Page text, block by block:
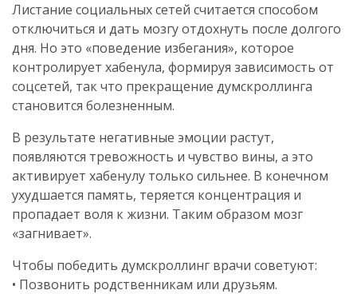
Листание социальных сетей считается способом
отключиться и дать мозгу отдохнуть после долгого
дня. Но это «поведение избегания», которое
контролирует хабенула, формируя зависимость от
соцсетей, так что прекращение думскроллинга
становится болезненным.
В результате негативные эмоции растут,
появляются тревожность и чувство вины, а это
активирует хабенулу только сильнее. В конечном
ухудшается память, теряется концентрация и
пропадает воля к жизни. Таким образом мозг
«загнивает».
Чтобы победить думскроллинг врачи советуют:
• Позвонить родственникам или друзьям.